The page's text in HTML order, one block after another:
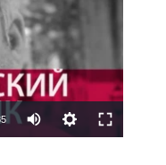
available